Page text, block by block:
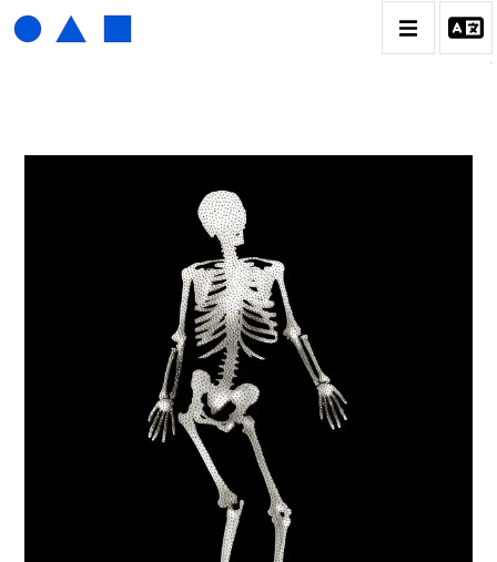
HENRI FOUCAULT
BIOGRAPHIE
CATALOGUE DES OEUVRES
01_SCULPTURE
02_PHOTOGRAPHIQUE
03_COLLAGES
04_DESSINS
05_MONOTYPE
06_ARCHIVES
CONTACT